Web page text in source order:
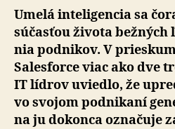
Umelá inteligencia sa
súčasťou života
nia pod­ni­kov. V
Salesforce viac ako dve
IT lídrov uviedlo, že
vo svojom pod­ni­ka­ní
na ju dokonca označuje